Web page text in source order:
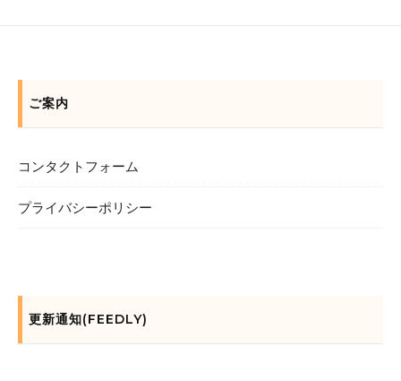
ご案内
コンタクトフォーム
プライバシーポリシー
更新通知(FEEDLY)